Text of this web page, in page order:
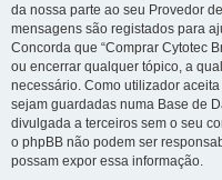
da nossa parte ao seu Provedor
mensagens são registados para
Concorda que “Comprar Cytotec
ou encerrar qualquer tópico, a
necessário. Como utilizador
sejam guardadas numa Base de
divulgada a terceiros sem o seu
o phpBB não podem ser
possam expor essa informação.